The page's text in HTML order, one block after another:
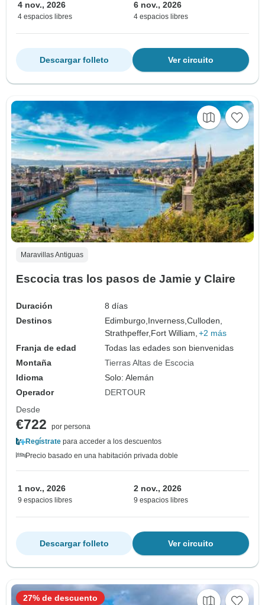
4 nov., 2026
4 espacios libres
6 nov., 2026
4 espacios libres
Ver circuito
Descargar folleto
Maravillas Antiguas
Escocia tras los pasos de Jamie y Claire
Duración
8 días
Destinos
Edimburgo,Inverness,Culloden,
Strathpeffer,Fort William, +2 más
Franja de edad
Todas las edades son bienvenidas
Montaña
Tierras Altas de Escocia
Idioma
Solo: Alemán
Operador
DERTOUR
Desde
€722
por persona
Regístrate para acceder a los descuentos
Precio basado en una habitación privada doble
1 nov., 2026
9 espacios libres
2 nov., 2026
9 espacios libres
Ver circuito
Descargar folleto
27% de descuento